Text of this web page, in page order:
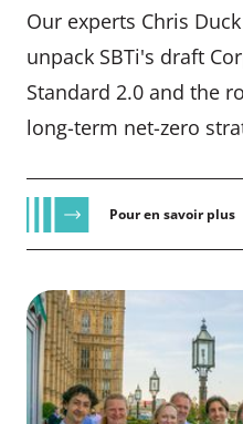
Our experts Chris
unpack SBTi's draft
Standard 2.0 and the
long-term net-zero
Pour en savoir plus